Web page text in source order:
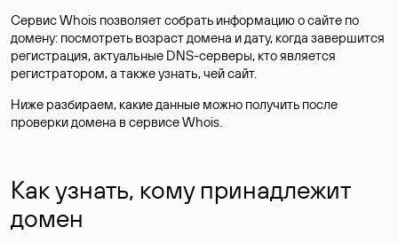
Сервис Whois позволяет собрать информацию о сайте по
домену: посмотреть возраст домена и дату, когда завершится
регистрация, актуальные DNS-серверы, кто является
регистратором, а также узнать, чей сайт.
Ниже разбираем, какие данные можно получить после
проверки домена в сервисе Whois.
Как узнать, кому принадлежит
домен